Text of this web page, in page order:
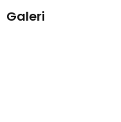
Galeri